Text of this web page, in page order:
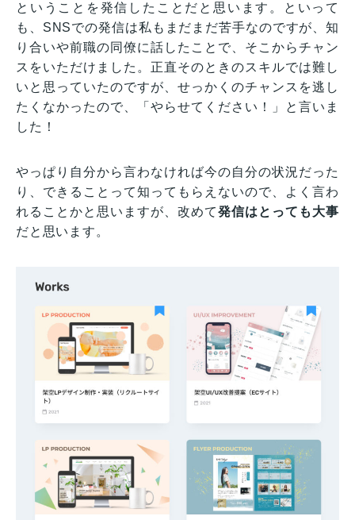
ということを発信したことだと思います。といって
も、SNSでの発信は私もまだまだ苦手なのですが、知
り合いや前職の同僚に話したことで、そこからチャン
スをいただけました。正直そのときのスキルでは難し
いと思っていたのですが、せっかくのチャンスを逃し
たくなかったので、「やらせてください！」と言いま
した！
やっぱり自分から言わなければ今の自分の状況だった
り、できることって知ってもらえないので、よく言わ
れることかと思いますが、改めて発信はとっても大事
だと思います。